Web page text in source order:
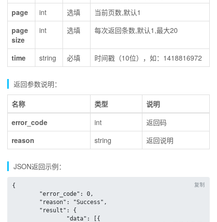
page
int 选填
当前页数,默认1
page
size
int 选填 每次返回条数,默认1,最大20
time string 必填 时间戳（10位），如：1418816972
返回参数说明：
名称 类型
说明
error_code
int
返回码
reason
string 返回说明
JSON返回示例：
复制
{